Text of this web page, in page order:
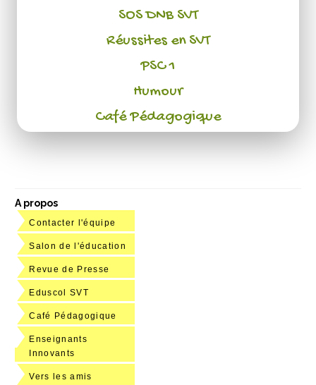
SOS DNB SVT
Réussites en SVT
PSC 1
Humour
Café Pédagogique
A propos
Contacter l'équipe
Salon de l'éducation
Revue de Presse
Eduscol SVT
Café Pédagogique
Enseignants
Innovants
Vers les amis